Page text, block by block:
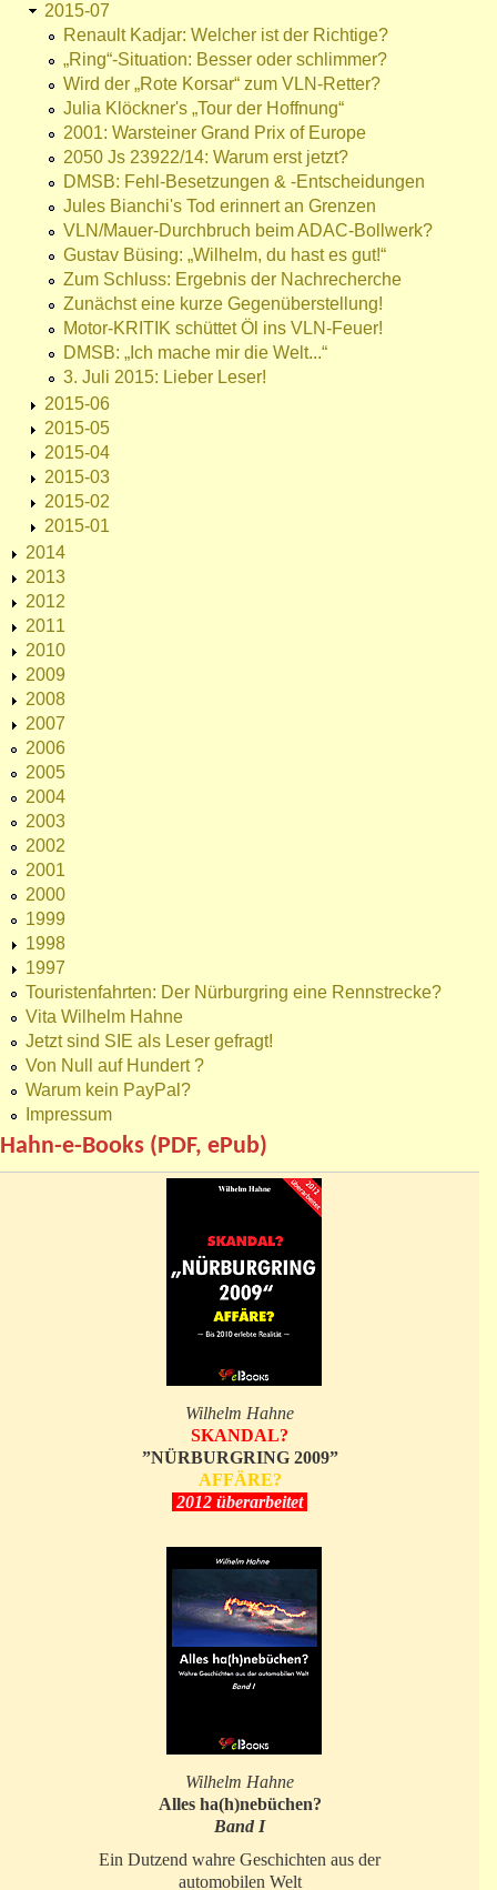
2015-07
Renault Kadjar: Welcher ist der Richtige?
„Ring“-Situation: Besser oder schlimmer?
Wird der „Rote Korsar“ zum VLN-Retter?
Julia Klöckner's „Tour der Hoffnung“
2001: Warsteiner Grand Prix of Europe
2050 Js 23922/14: Warum erst jetzt?
DMSB: Fehl-Besetzungen & -Entscheidungen
Jules Bianchi's Tod erinnert an Grenzen
VLN/Mauer-Durchbruch beim ADAC-Bollwerk?
Gustav Büsing: „Wilhelm, du hast es gut!“
Zum Schluss: Ergebnis der Nachrecherche
Zunächst eine kurze Gegenüberstellung!
Motor-KRITIK schüttet Öl ins VLN-Feuer!
DMSB: „Ich mache mir die Welt...“
3. Juli 2015: Lieber Leser!
2015-06
2015-05
2015-04
2015-03
2015-02
2015-01
2014
2013
2012
2011
2010
2009
2008
2007
2006
2005
2004
2003
2002
2001
2000
1999
1998
1997
Touristenfahrten: Der Nürburgring eine Rennstrecke?
Vita Wilhelm Hahne
Jetzt sind SIE als Leser gefragt!
Von Null auf Hundert ?
Warum kein PayPal?
Impressum
Hahn-e-Books (PDF, ePub)
Wilhelm Hahne
SKANDAL?
”NÜRBURGRING 2009”
AFFÄRE?
2012 überarbeitet
Wilhelm Hahne
Alles ha(h)nebüchen?
Band I
Ein Dutzend wahre Geschichten aus der
automobilen Welt